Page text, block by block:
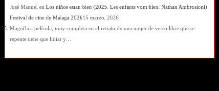
José Manuel en Los niños estan bien (2025. Les enfants vont bien. Nathan Ambrosioni)
Festival de cine de Malaga 202615 marzo, 2026
Magnífica película; muy completa en el retrato de una mujer de verso libre que se
repente tiene que lidiar y…